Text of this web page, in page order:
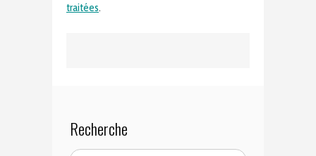
traitées.
Recherche